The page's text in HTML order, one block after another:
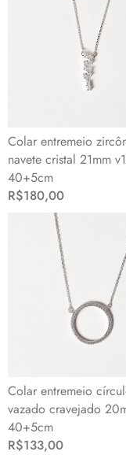
Colar entremeio
navete cristal 21mm
40+5cm
R$180,00
Colar entremeio
vazado cravejado
40+5cm
R$133,00